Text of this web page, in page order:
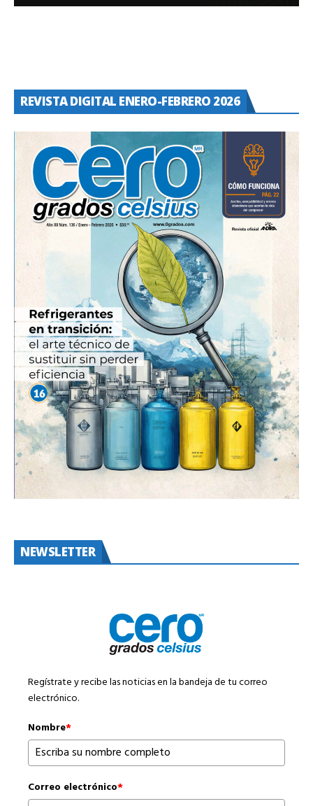
REVISTA DIGITAL ENERO-FEBRERO 2026
NEWSLETTER
Regístrate y recibe las noticias en la bandeja de tu correo
electrónico.
Nombre*
Correo electrónico*